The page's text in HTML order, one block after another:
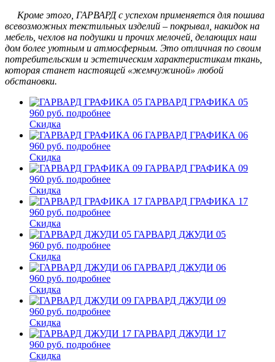
Кроме этого, ГАРВАРД с успехом применяется для пошива
всевозможных текстильных изделий – покрывал, накидок на
мебель, чехлов на подушки и прочих мелочей, делающих наш
дом более уютным и атмосферным. Это отличная по своим
потребительским и эстетическим характеристикам ткань,
которая станет настоящей «жемчужиной» любой
обстановки.
ГАРВАРД ГРАФИКА 05
960 руб. подробнее
Скидка
ГАРВАРД ГРАФИКА 06
960 руб. подробнее
Скидка
ГАРВАРД ГРАФИКА 09
960 руб. подробнее
Скидка
ГАРВАРД ГРАФИКА 17
960 руб. подробнее
Скидка
ГАРВАРД ДЖУДИ 05
960 руб. подробнее
Скидка
ГАРВАРД ДЖУДИ 06
960 руб. подробнее
Скидка
ГАРВАРД ДЖУДИ 09
960 руб. подробнее
Скидка
ГАРВАРД ДЖУДИ 17
960 руб. подробнее
Скидка